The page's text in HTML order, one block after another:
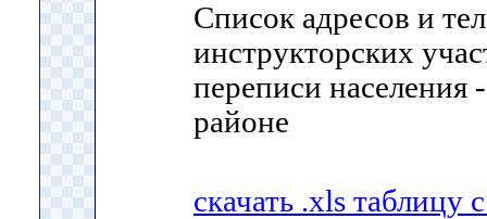
Список адресов и
инструкторских
переписи населения
районе
скачать .xls таблицу